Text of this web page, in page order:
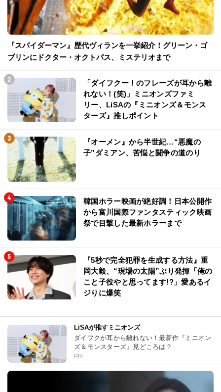
『スパイダーマン』歴代ヴィランを一挙紹介！グリーン・ゴ
ブリンにドクター・オクトパス、ミステリオまで
「ダイフクー！のフレーズが耳から離
れない！(笑)」ミニオンズファミ
リー、LiSAの『ミニオンズ＆モンス
ターズ』推しポイント
『オーメン』から半世紀…“悪魔の
子”ダミアン、苦悩と闘争の道のり
韓国ホラー映画が絶好調！日本公開作
から富川国際ファンタスティック映画
祭で目撃した最新ホラーまで
『5秒で完全犯罪を生成する方法』重
岡大毅、“現場の太陽”ぶり発揮「俺の
こと子役やと思ってます!?」愛あるイ
ジりに爆笑
LiSAが推すミニオンズ
ダイフクが耳から離れない！最新作『ミニオン
ズ＆モンスターズ』見どころは？
PR